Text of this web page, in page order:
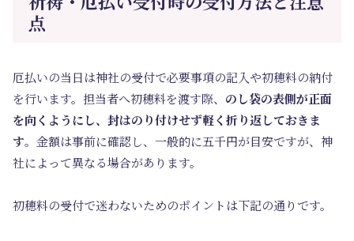
点
厄払いの当日は神社の受付で必要事項の記入や初穂料の納付
を行います。担当者へ初穂料を渡す際、 のし袋の表側が正面
を向くようにし、封はのり付けせず軽く折り返しておきま
す。金額は事前に確認し、一般的に五千円が目安ですが、神
社によって異なる場合があります。
初穂料の受付で迷わないためのポイントは下記の通りです。